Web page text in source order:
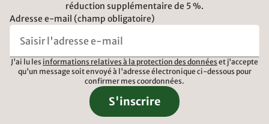
réduction supplémentaire de 5 %.
Adresse e-mail (champ obligatoire)
J'ai lu les informations relatives à la protection des données et j'accepte
qu'un message soit envoyé à l'adresse électronique ci-dessous pour
confirmer mes coordonnées.
S'inscrire